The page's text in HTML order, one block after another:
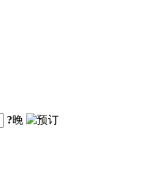
?晚